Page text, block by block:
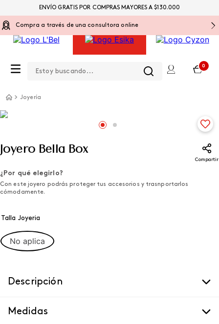
Compra a través de una consultora online
0
ENVÍO GRATIS POR COMPRAS MAYORES A $130.000
Joyería
Joyero Bella Box
Compartir
¿Por qué elegirlo?
Con este joyero podrás proteger tus accesorios y trasnportarlos
cómodamente.
Talla Joyeria
No aplica
Descripción
Medidas